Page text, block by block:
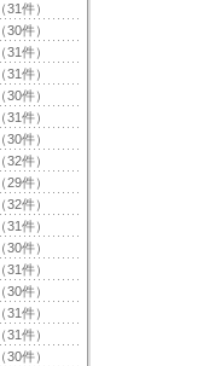
（31件）
（30件）
（31件）
（31件）
（30件）
（31件）
（30件）
（32件）
（29件）
（32件）
（31件）
（30件）
（31件）
（30件）
（31件）
（31件）
（30件）